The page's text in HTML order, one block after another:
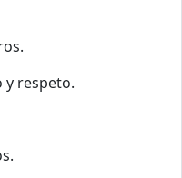
y respeto.